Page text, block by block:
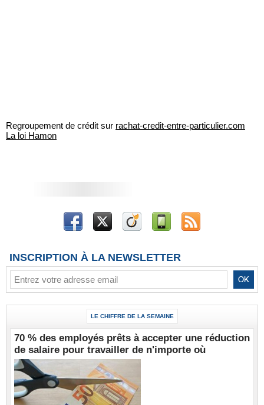
Regroupement de crédit sur rachat-credit-entre-particulier.com
La loi Hamon
INSCRIPTION À LA NEWSLETTER
LE CHIFFRE DE LA SEMAINE
70 % des employés prêts à accepter une réduction
de salaire pour travailler de n'importe où